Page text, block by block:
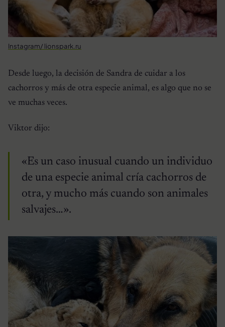
Instagram/ lionspark.ru
Desde luego, la decisión de Sandra de cuidar a los
cachorros y más de otra especie animal, es algo que no se
ve muchas veces.
Viktor dijo:
«Es un caso inusual cuando un individuo
de una especie animal cría cachorros de
otra, y mucho más cuando son animales
salvajes…».